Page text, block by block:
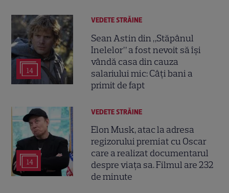
14
VEDETE STRĂINE
Sean Astin din „Stăpânul
Inelelor” a fost nevoit să își
vândă casa din cauza
salariului mic: Câți bani a
primit de fapt
14
VEDETE STRĂINE
Elon Musk, atac la adresa
regizorului premiat cu Oscar
care a realizat documentarul
despre viața sa. Filmul are 232
de minute